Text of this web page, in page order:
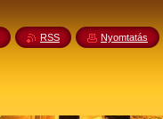
RSS Nyomtatás